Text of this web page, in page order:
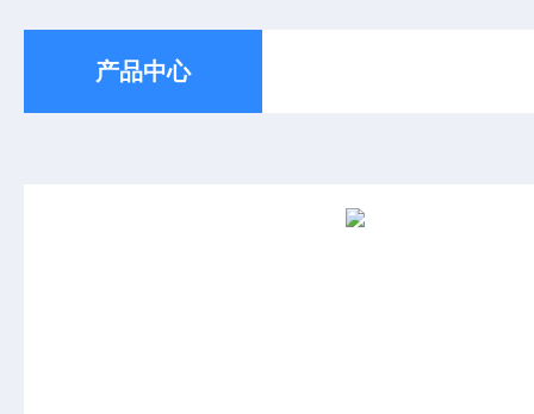
产品中心